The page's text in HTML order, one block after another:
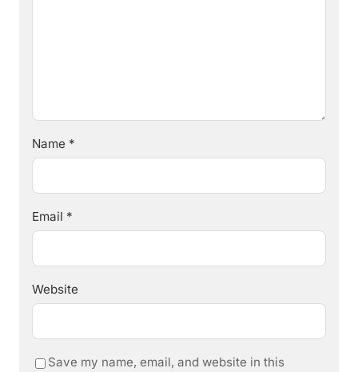
Name *
Email *
Website
Save my name, email, and website in this